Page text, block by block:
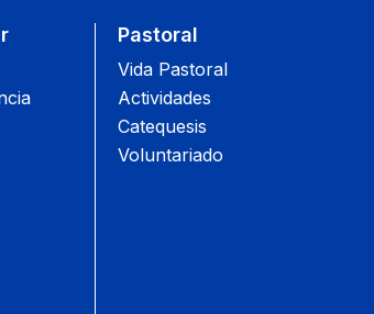
Pastoral
Vida Pastoral
Actividades
Catequesis
Voluntariado